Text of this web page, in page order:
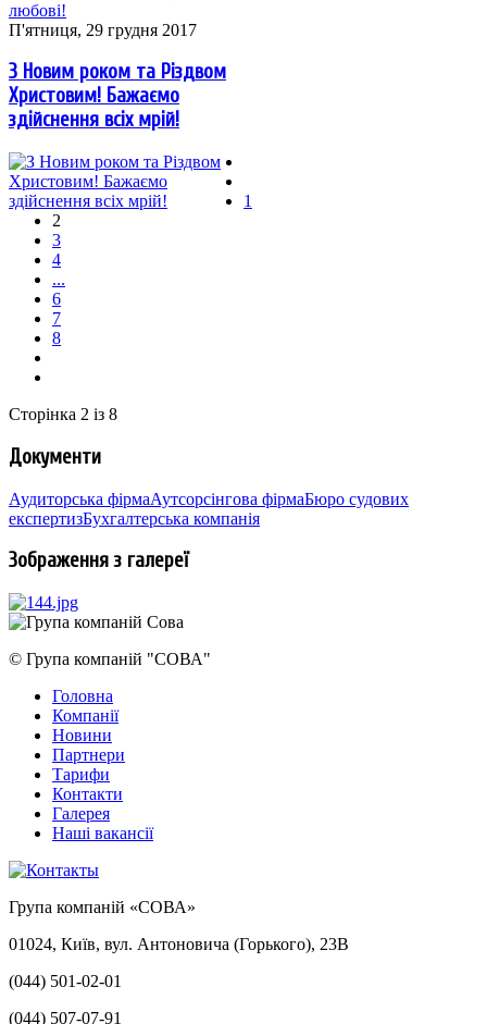
П'ятниця, 29 грудня 2017
З Новим роком та Різдвом
Христовим! Бажаємо
здійснення всіх мрій!
1
2
3
4
...
6
7
8
Сторінка 2 із 8
Документи
Аудиторська фірмаАутсорсінгова фірмаБюро судових
експертизБухгалтерська компанія
Зображення з галереї
© Група компаній "СОВА"
Головна
Компанії
Новини
Партнери
Тарифи
Контакти
Галерея
Наші вакансії
Група компаній «СОВА»
01024, Київ, вул. Антоновича (Горького), 23В
(044) 501-02-01
(044) 507-07-91